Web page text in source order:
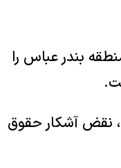
بندر عباس را
نقض آشکار حقوق